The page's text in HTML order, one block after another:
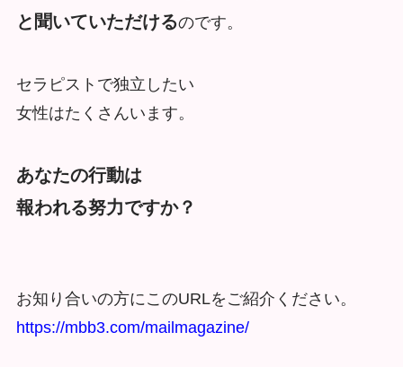
と聞いていただけるのです。
セラピストで独立したい
女性はたくさんいます。
あなたの行動は
報われる努力ですか？
お知り合いの方にこのURLをご紹介ください。
https://mbb3.com/mailmagazine/